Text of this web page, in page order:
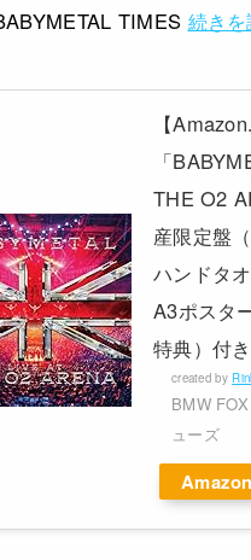
TIMES 続き
【
「
THE O2
産限定盤
ハンドタ
A3ポスタ
特典）付
created by
BMW
ューズ
Amazon